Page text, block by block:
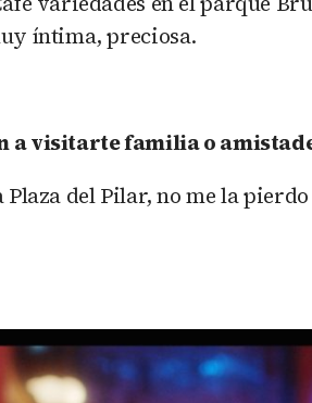
íntima, preciosa.
a visitarte familia o
Plaza del Pilar, no me la